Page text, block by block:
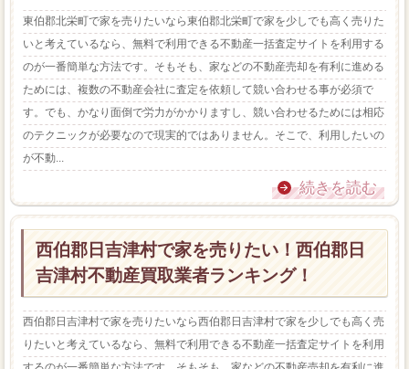
東伯郡北栄町で家を売りたいなら東伯郡北栄町で家を少しでも高く売りた
いと考えているなら、無料で利用できる不動産一括査定サイトを利用する
のが一番簡単な方法です。そもそも、家などの不動産売却を有利に進める
ためには、複数の不動産会社に査定を依頼して競い合わせる事が必須で
す。でも、かなり面倒で労力がかかりますし、競い合わせるためには相応
のテクニックが必要なので現実的ではありません。そこで、利用したいの
が不動...
続きを読む
西伯郡日吉津村で家を売りたい！西伯郡日
吉津村不動産買取業者ランキング！
西伯郡日吉津村で家を売りたいなら西伯郡日吉津村で家を少しでも高く売
りたいと考えているなら、無料で利用できる不動産一括査定サイトを利用